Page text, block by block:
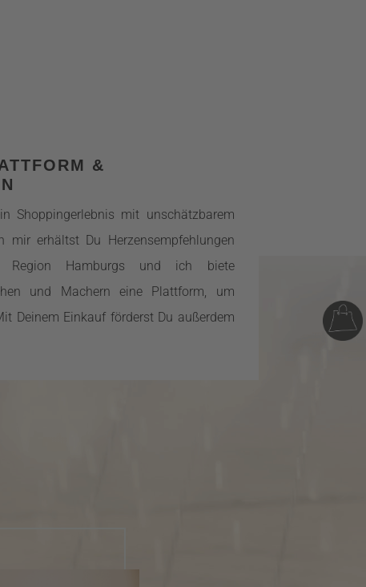
&
Shoppingerlebnis mit unschätzbarem
mir erhältst Du Herzensempfehlungen
Region Hamburgs und ich biete
und Machern eine Plattform, um
Deinem Einkauf förderst Du außerdem